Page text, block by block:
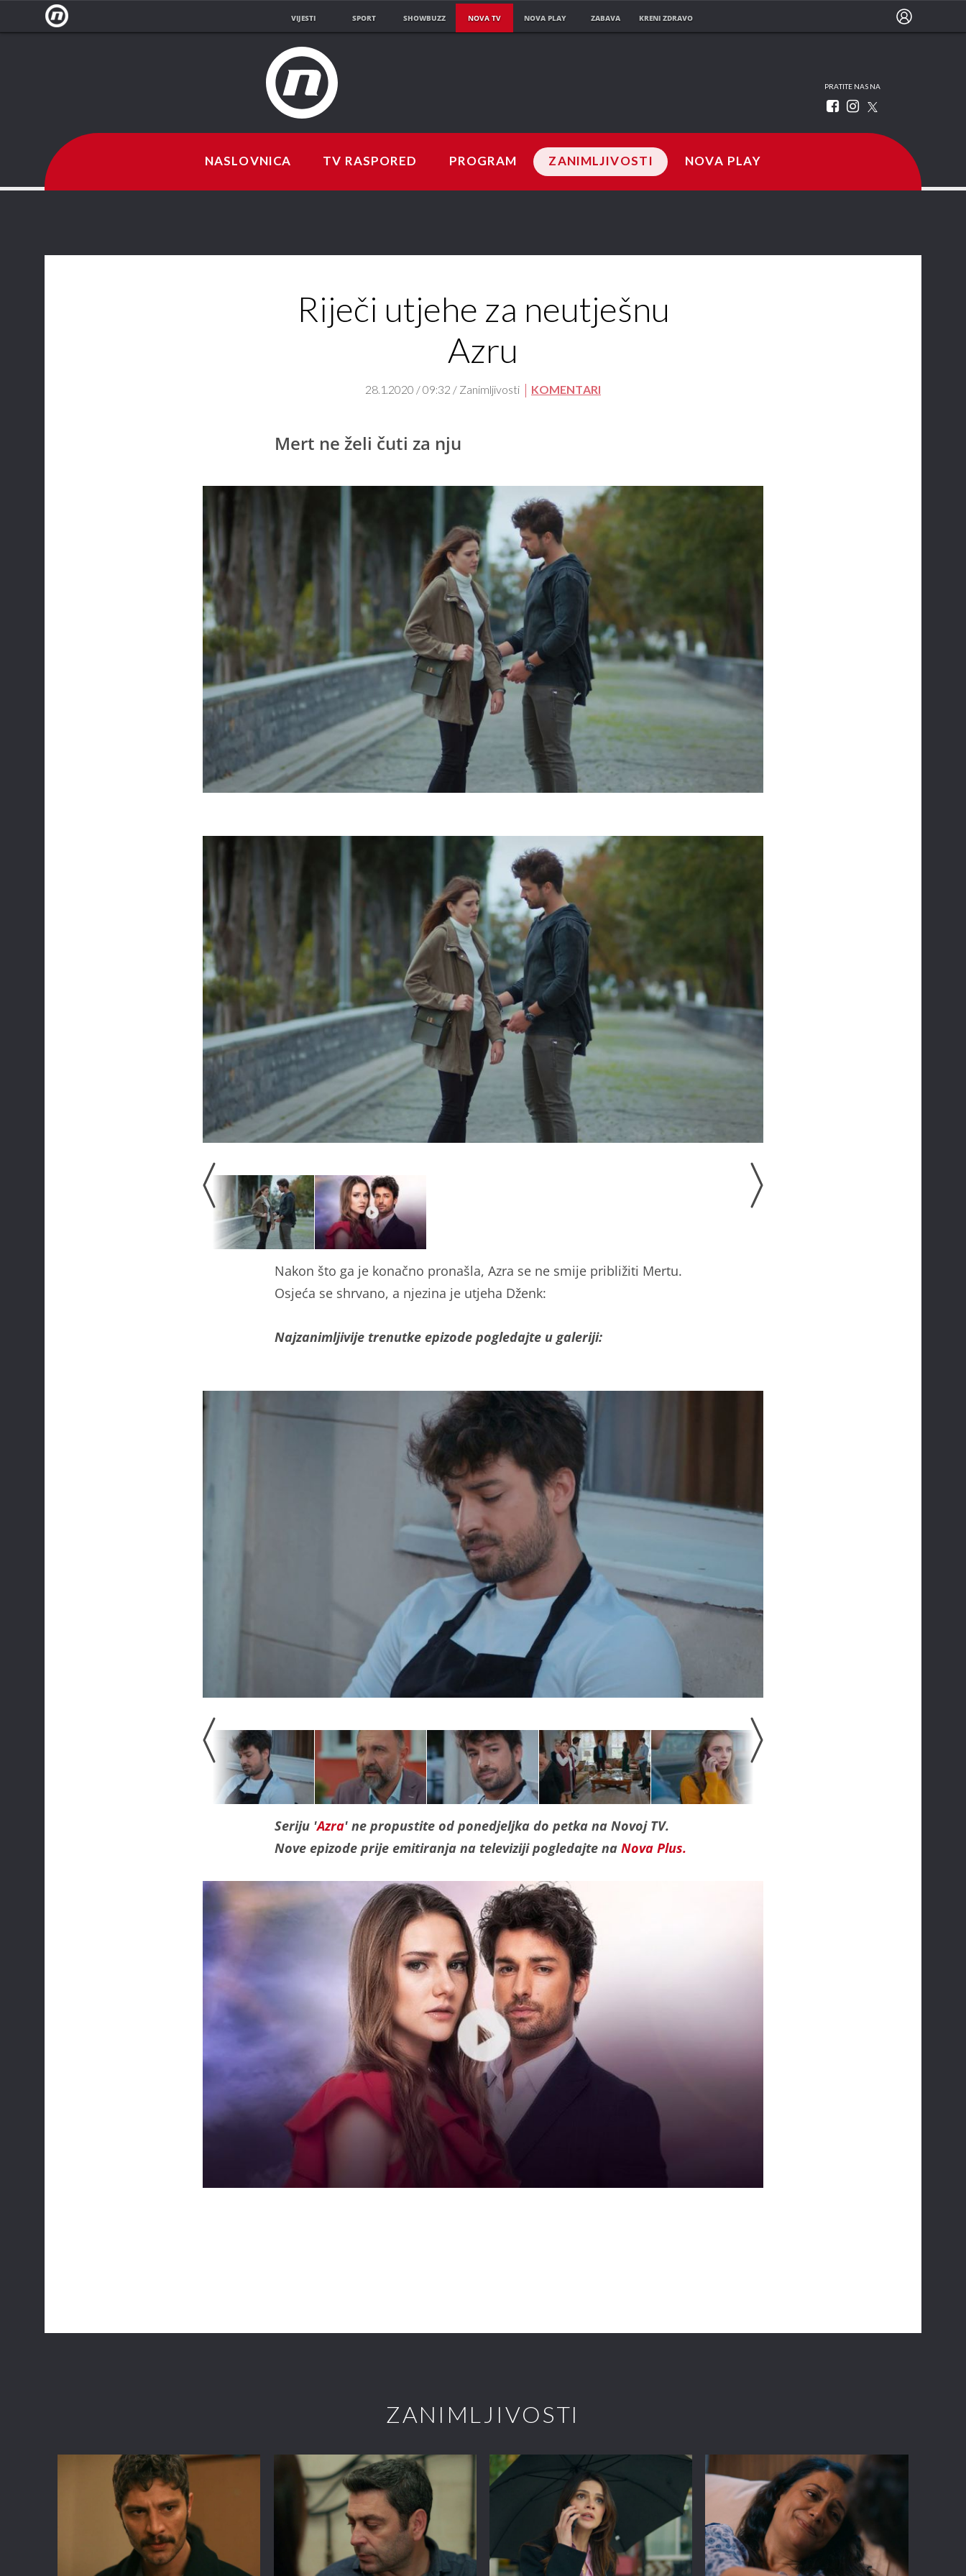
VIJESTI SPORT SHOWBUZZ NOVA TV NOVA PLAY ZABAVA KRENI ZDRAVO
PRATITE NAS NA
NASLOVNICA TV RASPORED PROGRAM ZANIMLJIVOSTI NOVA PLAY
Riječi utjehe za neutješnu
Azru
28.1.2020 / 09:32 / Zanimljivosti KOMENTARI
Mert ne želi čuti za nju
Nakon što ga je konačno pronašla, Azra se ne smije približiti Mertu.
Osjeća se shrvano, a njezina je utjeha Dženk:
Najzanimljivije trenutke epizode pogledajte u galeriji:
Seriju 'Azra' ne propustite od ponedjeljka do petka na Novoj TV.
Nove epizode prije emitiranja na televiziji pogledajte na Nova Plus.
ZANIMLJIVOSTI